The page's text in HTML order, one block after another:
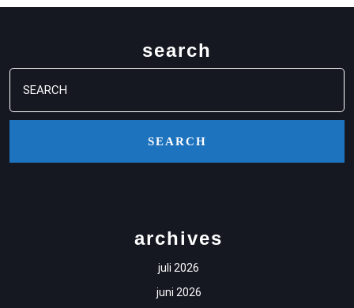
TE
search
Search
for:
archives
juli 2026
juni 2026